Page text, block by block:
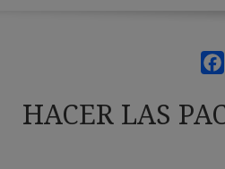
HACER LAS